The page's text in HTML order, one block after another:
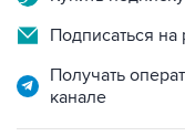
Подписаться на
Получать
канале